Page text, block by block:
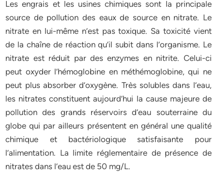
Les engrais et les usines chimiques sont la principale
source de pollution des eaux de source en nitrate. Le
nitrate en lui-même n’est pas toxique. Sa toxicité vient
de la chaîne de réaction qu’il subit dans l’organisme. Le
nitrate est réduit par des enzymes en nitrite. Celui-ci
peut oxyder l’hémoglobine en méthémoglobine, qui ne
peut plus absorber d’oxygène. Très solubles dans l’eau,
les nitrates constituent aujourd’hui la cause majeure de
pollution des grands réservoirs d’eau souterraine du
globe qui par ailleurs présentent en général une qualité
chimique et bactériologique satisfaisante pour
l’alimentation. La limite réglementaire de présence de
nitrates dans l’eau est de 50 mg/L.